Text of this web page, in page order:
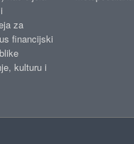
za
financijski
kulturu i